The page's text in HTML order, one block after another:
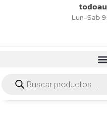
Lun-Sab